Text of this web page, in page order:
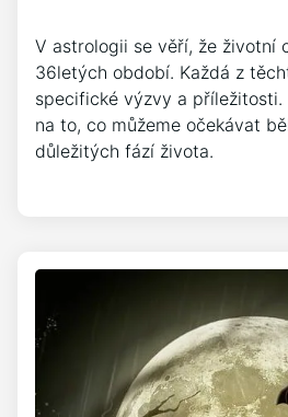
V astrologii se věří, že životní
36letých období. Každá z
specifické výzvy a příležitosti.
na to, co můžeme očekávat
důležitých fází života.